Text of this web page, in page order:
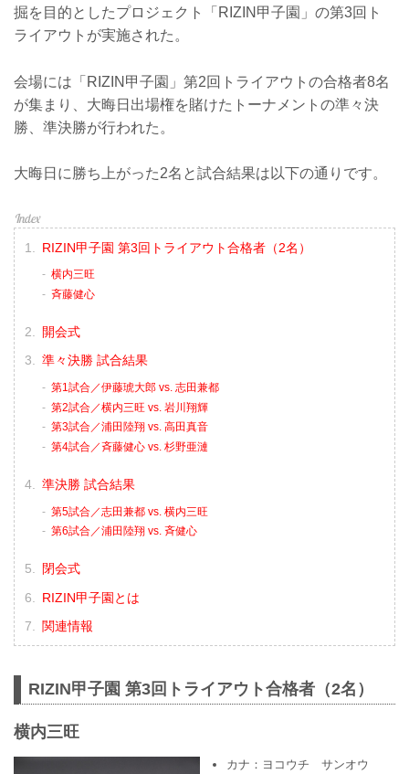
掘を目的としたプロジェクト「RIZIN甲子園」の第3回ト
ライアウトが実施された。
会場には「RIZIN甲子園」第2回トライアウトの合格者8名
が集まり、大晦日出場権を賭けたトーナメントの準々決
勝、準決勝が行われた。
大晦日に勝ち上がった2名と試合結果は以下の通りです。
RIZIN甲子園 第3回トライアウト合格者（2名）
横内三旺
⻫藤健心
開会式
準々決勝 試合結果
第1試合／伊藤琥大郎 vs. 志田兼都
第2試合／横内三旺 vs. 岩川翔輝
第3試合／浦田陸翔 vs. 高田真音
第4試合／⻫藤健心 vs. 杉野亜漣
準決勝 試合結果
第5試合／志田兼都 vs. 横内三旺
第6試合／浦田陸翔 vs. 斉健心
閉会式
RIZIN甲子園とは
関連情報
RIZIN甲子園 第3回トライアウト合格者（2名）
横内三旺
カナ：ヨコウチ サンオウ